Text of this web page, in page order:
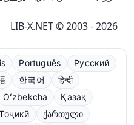
LIB-X.NET © 2003 - 2026
Português
Русский
한국어
हिन्दी
Oʻzbekcha
Қазақ
ქართული